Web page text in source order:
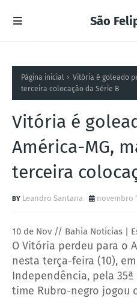
São
Página inicial
Vitória é goleado
terceira colocação da Série B
Vitória é
América-MG,
terceira
Leandro Santana novembro
10 de Nov // Bahia Noticias |
O Vitória perdeu para o
nesta terça-feira (10),
Independência, pela 35ª
time Rubro-negro jogou